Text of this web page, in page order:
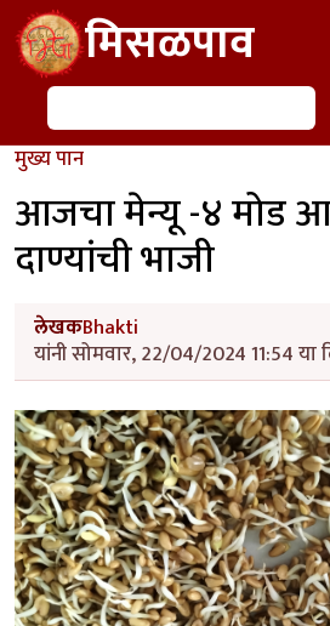
Skip to main contentमिसळपाव
शोध
मुख्य पान
आजचा मेन्यू -४ मोड
दाण्यांची भाजी
लेखकBhakti
यांनी सोमवार, 22/04/2024 11:54 या